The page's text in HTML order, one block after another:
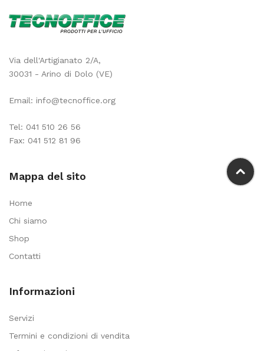
Via dell'Artigianato 2/A,
30031 - Arino di Dolo (VE)
Email: info@tecnoffice.org
Tel: 041 510 26 56
Fax: 041 512 81 96
Mappa del sito
Home
Chi siamo
Shop
Contatti
Informazioni
Servizi
Termini e condizioni di vendita